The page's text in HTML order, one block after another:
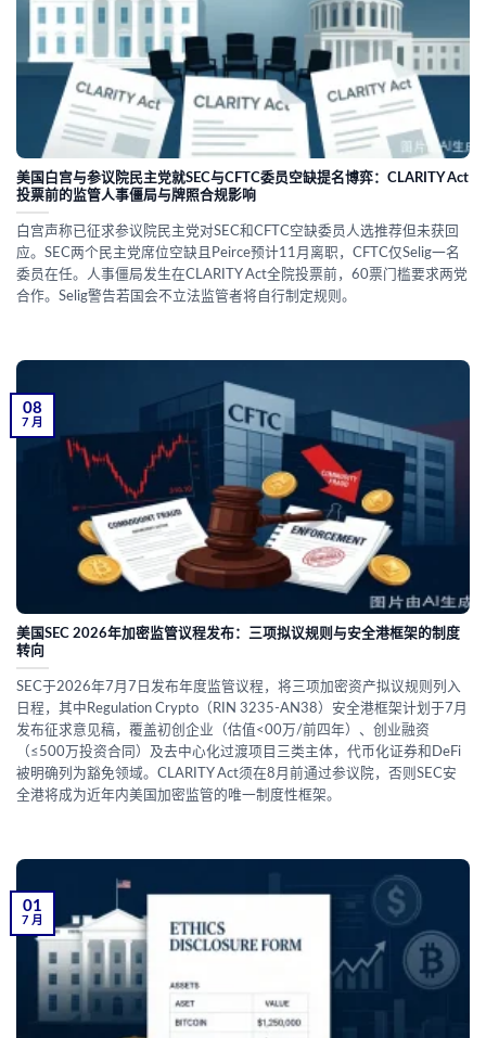
美国白宫与参议院民主党就SEC与CFTC委员空缺提名博弈：CLARITY Act
投票前的监管人事僵局与牌照合规影响
白宫声称已征求参议院民主党对SEC和CFTC空缺委员人选推荐但未获回
应。SEC两个民主党席位空缺且Peirce预计11月离职，CFTC仅Selig一名
委员在任。人事僵局发生在CLARITY Act全院投票前，60票门槛要求两党
合作。Selig警告若国会不立法监管者将自行制定规则。
美国SEC 2026年加密监管议程发布：三项拟议规则与安全港框架的制度
转向
SEC于2026年7月7日发布年度监管议程，将三项加密资产拟议规则列入
日程，其中Regulation Crypto（RIN 3235-AN38）安全港框架计划于7月
发布征求意见稿，覆盖初创企业（估值<00万/前四年）、创业融资
（≤500万投资合同）及去中心化过渡项目三类主体，代币化证券和DeFi
被明确列为豁免领域。CLARITY Act须在8月前通过参议院，否则SEC安
全港将成为近年内美国加密监管的唯一制度性框架。
08
7 月
01
7 月